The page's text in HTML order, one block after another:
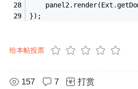
});
给本帖投票
157 7 打赏